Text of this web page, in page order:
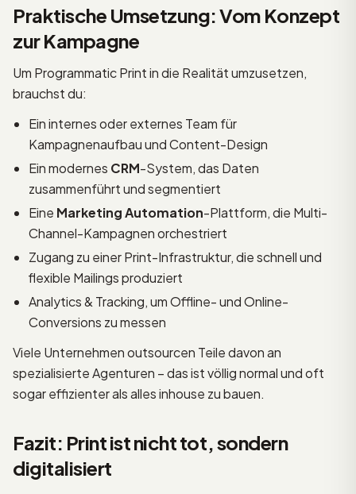
Praktische Umsetzung: Vom Konzept
zur Kampagne
Um Programmatic Print in die Realität umzusetzen,
brauchst du:
Ein internes oder externes Team für
Kampagnenaufbau und Content-Design
Ein modernes CRM-System, das Daten
zusammenführt und segmentiert
Eine Marketing Automation-Plattform, die Multi-
Channel-Kampagnen orchestriert
Zugang zu einer Print-Infrastruktur, die schnell und
flexible Mailings produziert
Analytics & Tracking, um Offline- und Online-
Conversions zu messen
Viele Unternehmen outsourcen Teile davon an
spezialisierte Agenturen – das ist völlig normal und oft
sogar effizienter als alles inhouse zu bauen.
Fazit: Print ist nicht tot, sondern
digitalisiert